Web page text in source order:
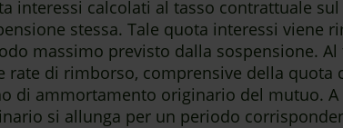
interessi calcolati al tasso contrattuale
stessa. Tale quota interessi viene
massimo previsto dalla sospensione.
rate di rimborso, comprensive della quota
di ammortamento originario del mutuo.
si allunga per un periodo